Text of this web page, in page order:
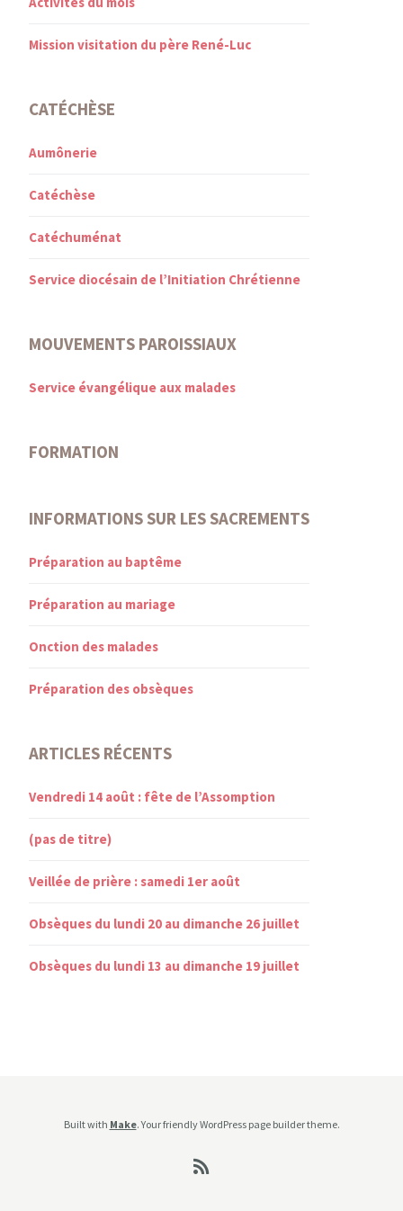
Mission visitation du père René-Luc
CATÉCHÈSE
Aumônerie
Catéchèse
Catéchuménat
Service diocésain de l’Initiation Chrétienne
MOUVEMENTS PAROISSIAUX
Service évangélique aux malades
FORMATION
INFORMATIONS SUR LES SACREMENTS
Préparation au baptême
Préparation au mariage
Onction des malades
Préparation des obsèques
ARTICLES RÉCENTS
Vendredi 14 août : fête de l’Assomption
(pas de titre)
Veillée de prière : samedi 1er août
Obsèques du lundi 20 au dimanche 26 juillet
Obsèques du lundi 13 au dimanche 19 juillet
Built with Make. Your friendly WordPress page builder theme.